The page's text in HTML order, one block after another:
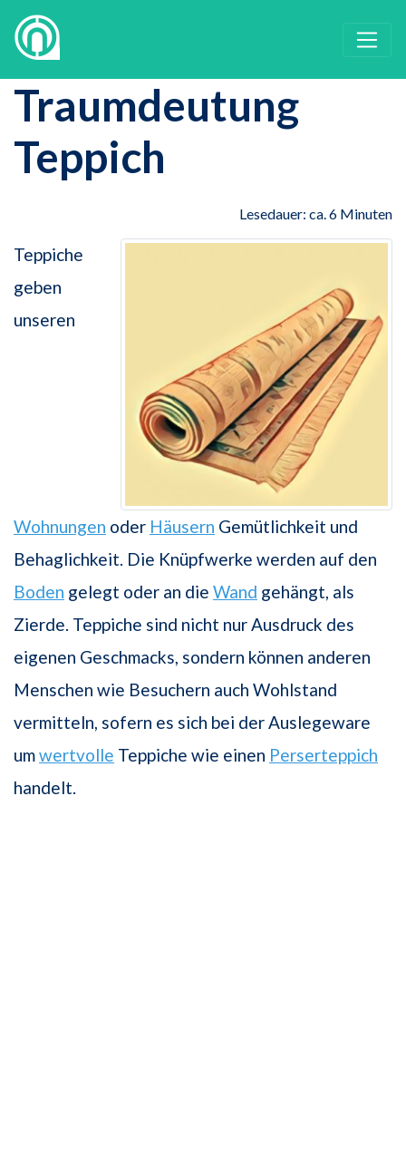
Traumdeutung
Teppich
Lesedauer: ca. 6 Minuten
Teppiche
geben
unseren
Wohnungen oder Häusern Gemütlichkeit und
Behaglichkeit. Die Knüpfwerke werden auf den
Boden gelegt oder an die Wand gehängt, als
Zierde. Teppiche sind nicht nur Ausdruck des
eigenen Geschmacks, sondern können anderen
Menschen wie Besuchern auch Wohlstand
vermitteln, sofern es sich bei der Auslegeware
umwertvolle Teppiche wie einen Perserteppich
handelt.